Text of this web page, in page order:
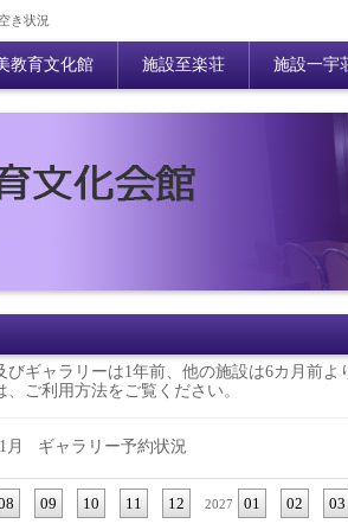
き状況
教育文化館 施設至楽荘 施設一宇
びギャラリーは1年前、他の施設は6カ月前よ
ご利用方法をご覧ください。
月 ギャラリー予約状況
09 10 11 12 2027 01 02 03